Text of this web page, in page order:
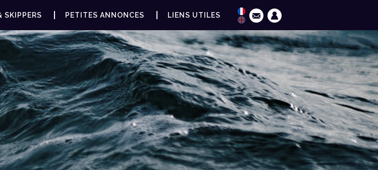
SKIPPERS PETITES ANNONCES LIENS UTILES